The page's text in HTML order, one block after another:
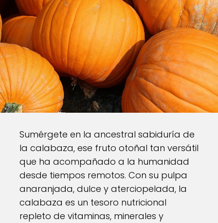
Sumérgete en la ancestral sabiduría de
la calabaza, ese fruto otoñal tan versátil
que ha acompañado a la humanidad
desde tiempos remotos. Con su pulpa
anaranjada, dulce y aterciopelada, la
calabaza es un tesoro nutricional
repleto de vitaminas, minerales y